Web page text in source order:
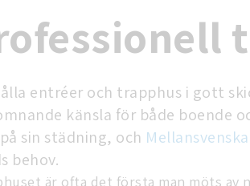
entréer och trapphus i gott
känsla för både boende
sin städning, och
behov.
är ofta det första man möts